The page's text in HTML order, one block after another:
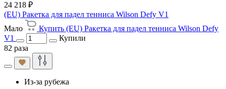
24 218 ₽
(EU) Ракетка для падел тенниса Wilson Defy V1
Мало
Купить (EU) Ракетка для падел тенниса Wilson Defy
V1
Купили
82 раза
Из-за рубежа